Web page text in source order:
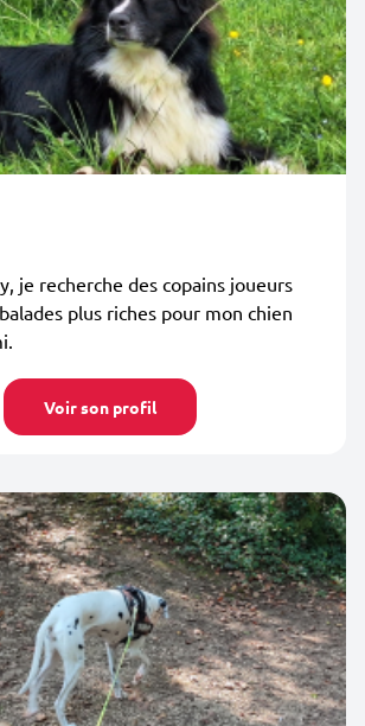
je recherche des copains joueurs
plus riches pour mon chien
Voir son profil